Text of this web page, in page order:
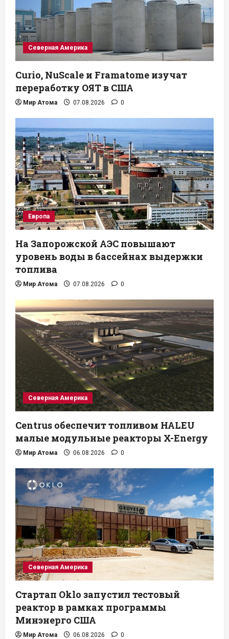
Северная Америка
Curio, NuScale и Framatome изучат
переработку ОЯТ в США
Мир Атома 07.08.2026 0
Европа
На Запорожской АЭС повышают
уровень воды в бассейнах выдержки
топлива
Мир Атома 07.08.2026 0
Северная Америка
Centrus обеспечит топливом HALEU
малые модульные реакторы X-Energy
Мир Атома 06.08.2026 0
Северная Америка
Стартап Oklo запустил тестовый
реактор в рамках программы
Минэнерго США
Мир Атома 06.08.2026 0